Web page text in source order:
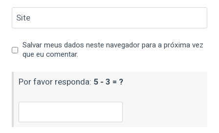
Site
Salvar meus dados neste navegador para a próxima vez
que eu comentar.
Por favor responda: 5 - 3 = ?